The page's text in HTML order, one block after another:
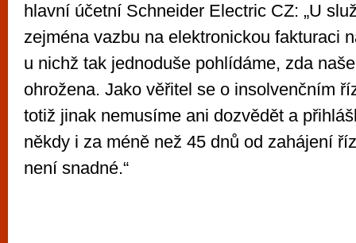
hlavní účetní Schneider Electric CZ: „U
zejména vazbu na elektronickou fakturaci
u nichž tak jednoduše pohlídáme, zda
ohrožena. Jako věřitel se o insolvenčním
totiž jinak nemusíme ani dozvědět a
někdy i za méně než 45 dnů od zahájení
není snadné.“